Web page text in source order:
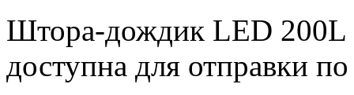
Штора-дождик LED 200L
доступна для отправки